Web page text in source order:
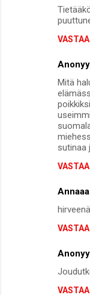
VASTAA
Mitä
sutinaa
VASTAA
Annaaa
VASTAA
VASTAA